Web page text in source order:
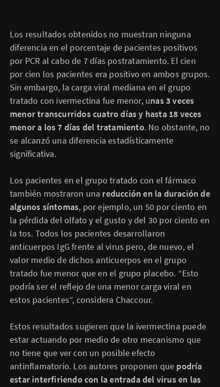
Los resultados obtenidos no muestran ninguna
diferencia en el porcentaje de pacientes positivos
por PCR al cabo de 7 días postratamiento. El cien
por cien los pacientes era positivo en ambos grupos.
Sin embargo, la carga viral mediana en el grupo
tratado con ivermectina fue menor, unas 3 veces
menor transcurridos cuatro días y hasta 18 veces
menor a los 7 días del tratamiento. No obstante, no
se alcanzó una diferencia estadísticamente
significativa.
Los pacientes en el grupo tratado con el fármaco
también mostraron una reducción en la duración de
algunos síntomas, por ejemplo, un 50 por ciento en
la pérdida del olfato y el gusto y del 30 por ciento en
la tos. Todos los pacientes desarrollaron
anticuerpos IgG frente al virus pero, de nuevo, el
valor medio de dichos anticuerpos en el grupo
tratado fue menor que en el grupo placebo. “Esto
podría ser el reflejo de una menor carga viral en
estos pacientes”, considera Chaccour.
Estos resultados sugieren que la ivermectina puede
estar actuando por medio de otro mecanismo que
no tiene que ver con un posible efecto
antinflamatorio. Los autores proponen que podría
estar interfiriendo con la entrada del virus en las